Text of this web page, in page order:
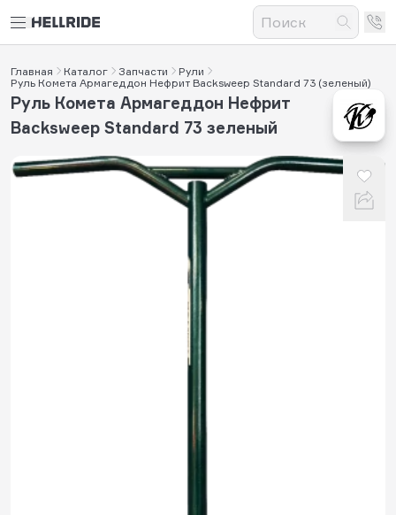
Главная Каталог Запчасти
Рули
Руль Комета Армагеддон Нефрит Backsweep Standard 73 (зеленый)
Руль Комета Армагеддон Нефрит
Backsweep Standard 73 зеленый